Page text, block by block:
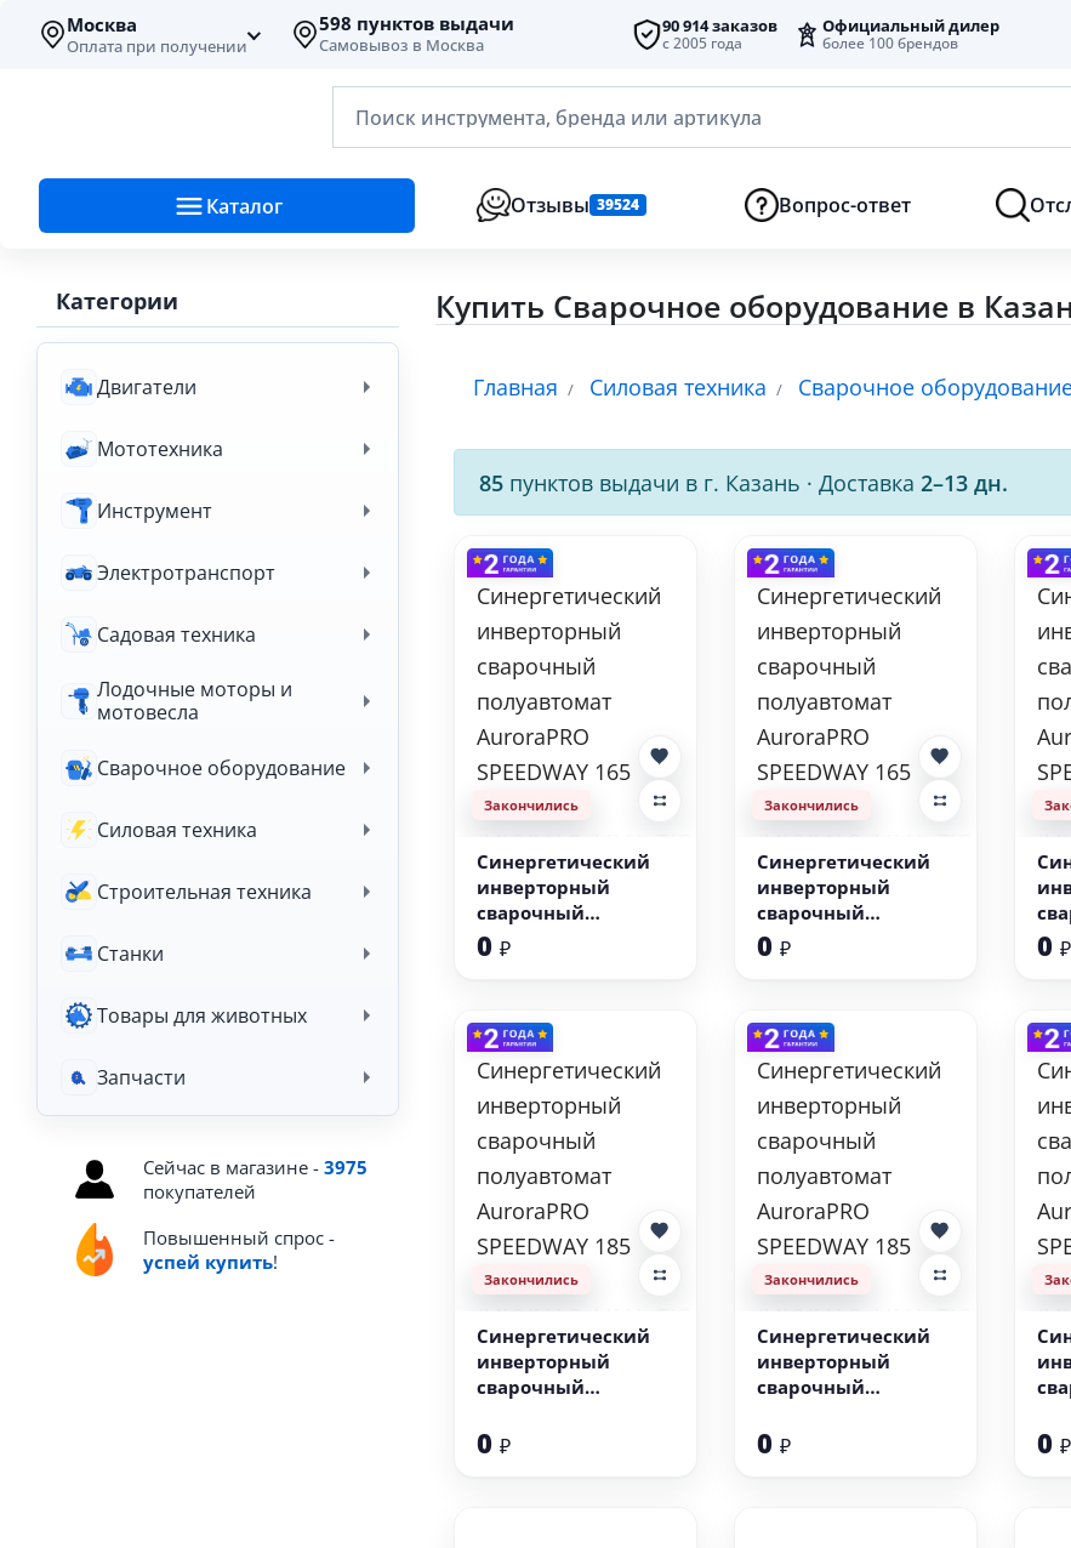
Москва
Оплата при получении
598 пунктов выдачи
Самовывоз в Москва
90 914 заказов
с 2005 года
Официальный дилер
более 100 брендов
Поиск инструмента, бренда или артикула
Каталог Отзывы 39524 Вопрос-ответ
Категории
Двигатели
Мототехника
Инструмент
Электротранспорт
Садовая техника
Лодочные моторы и
мотовесла
Сварочное оборудование
Силовая техника
Строительная техника
Станки
Товары для животных
Запчасти
Сейчас в магазине - 3975
покупателей
Повышенный спрос -
успей купить!
Купить Сварочное оборудование в
Главная Силовая техника Сварочное
85пунктов выдачи в г. Казань · Доставка 2–13 дн.
Закончились
Синергетический
инверторный
сварочный
полуавтомат
AuroraPRO
(MIG/MAG+MMA+TIG
lift)
0 ₽
Закончились
Синергетический
инверторный
сварочный
полуавтомат
AuroraPRO
(MIG/MAG+MMA+TIG
lift)
0 ₽
lift)
0₽
Закончились
Синергетический
инверторный
сварочный
AuroraPRO
0 ₽
Закончились
Синергетический
инверторный
сварочный
AuroraPRO
0 ₽ 0₽